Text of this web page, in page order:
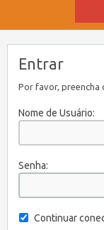
Entrar
Por favor, preencha
Nome de Usuário:
Senha:
Continuar